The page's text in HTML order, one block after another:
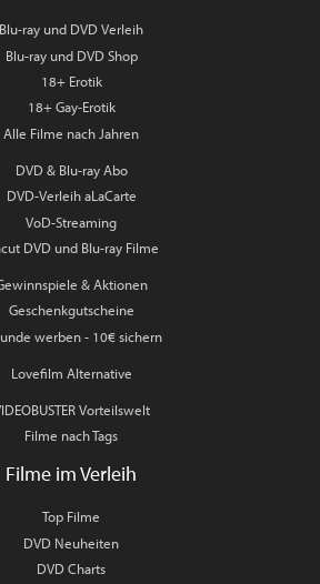
Blu-ray und DVD Verleih
Blu-ray und DVD Shop
18+ Erotik
18+ Gay-Erotik
Alle Filme nach Jahren
DVD & Blu-ray Abo
DVD-Verleih aLaCarte
VoD-Streaming
DVD und Blu-ray Filme
& Aktionen
Geschenkgutscheine
werben - 10€ sichern
Lovefilm Alternative
Vorteilswelt
Filme nach Tags
Filme im Verleih
Top Filme
DVD Neuheiten
DVD Charts